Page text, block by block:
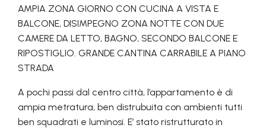
AMPIA ZONA GIORNO CON CUCINA A VISTA E
BALCONE, DISIMPEGNO ZONA NOTTE CON DUE
CAMERE DA LETTO, BAGNO, SECONDO BALCONE E
RIPOSTIGLIO. GRANDE CANTINA CARRABILE A PIANO
STRADA
A pochi passi dal centro città, l’appartamento è di
ampia metratura, ben distrubuita con ambienti tutti
ben squadrati e luminosi. E’ stato ristrutturato in